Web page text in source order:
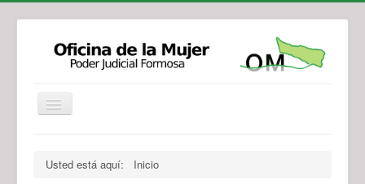
Legislación
Novedades
Usted está aquí: Inicio